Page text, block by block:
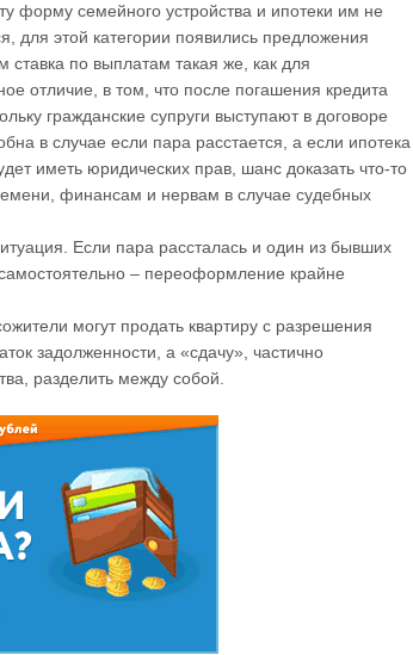
форму семейного устройства и ипотеки им не
для этой категории появились предложения
ставка по выплатам такая же, как для
отличие, в том, что после погашения кредита
гражданские супруги выступают в договоре
в случае если пара расстается, а если ипотека
иметь юридических прав, шанс доказать что-то
финансам и нервам в случае судебных
Если пара рассталась и один из бывших
– переоформление крайне
могут продать квартиру с разрешения
задолженности, а «сдачу», частично
разделить между собой.